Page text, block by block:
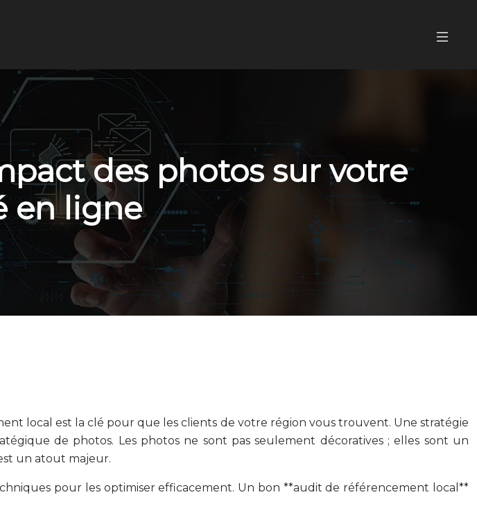
des photos sur votre
en ligne
local est la clé pour que les clients de votre région vous trouvent. Une stratégie
de photos. Les photos ne sont pas seulement décoratives ; elles sont un
un atout majeur.
pour les optimiser efficacement. Un bon **audit de référencement local**